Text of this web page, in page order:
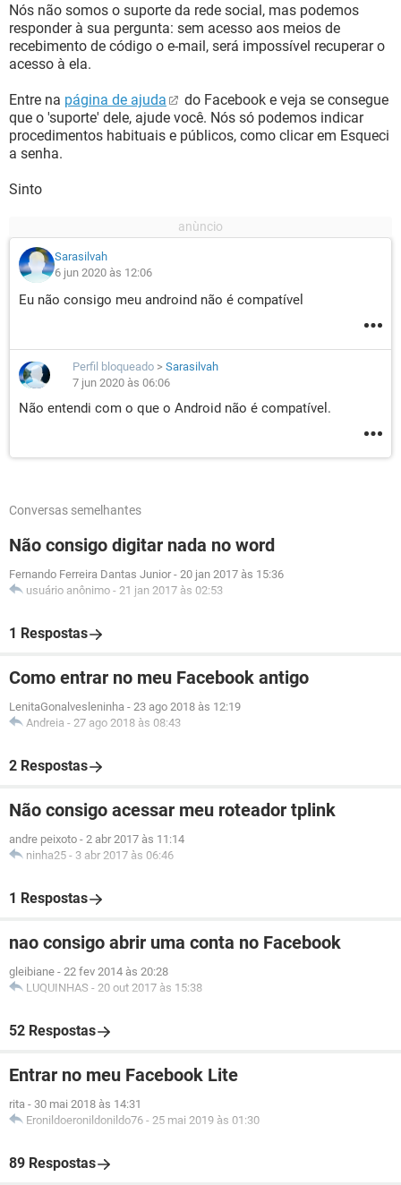
Nós não somos o suporte da rede social, mas podemos
responder à sua pergunta: sem acesso aos meios de
recebimento de código o e-mail, será impossível recuperar o
acesso à ela.
Entre na página de ajuda
do Facebook e veja se consegue
que o 'suporte' dele, ajude você. Nós só podemos indicar
procedimentos habituais e públicos, como clicar em Esqueci
a senha.
Sinto
Sarasilvah
6 jun 2020 às 12:06
Eu não consigo meu androind não é compatível
Perfil bloqueado > Sarasilvah
7 jun 2020 às 06:06
Não entendi com o que o Android não é compatível.
Conversas semelhantes
Não consigo digitar nada no word
Fernando Ferreira Dantas Junior - 20 jan 2017 às 15:36
usuário anônimo - 21 jan 2017 às 02:53
1 Respostas
Como entrar no meu Facebook antigo
LenitaGonalvesleninha - 23 ago 2018 às 12:19
Andreia - 27 ago 2018 às 08:43
2 Respostas
Não consigo acessar meu roteador tplink
andre peixoto - 2 abr 2017 às 11:14
ninha25 - 3 abr 2017 às 06:46
1 Respostas
nao consigo abrir uma conta no Facebook
gleibiane - 22 fev 2014 às 20:28
LUQUINHAS - 20 out 2017 às 15:38
52 Respostas
Entrar no meu Facebook Lite
rita - 30 mai 2018 às 14:31
Eronildoeronildonildo76 - 25 mai 2019 às 01:30
89 Respostas